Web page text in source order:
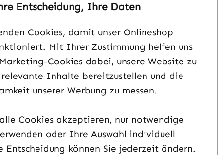
040 – 182 295 901
Mo-Fr, 08:00 - 16:00 Uhr
Vertrag widerrufen
Entscheidung, Ihre Daten
Cookies, damit unser Onlineshop
Mit Ihrer Zustimmung helfen uns
Cookies dabei, unsere Website zu
relevante Inhalte bereitzustellen und die
unserer Werbung zu messen.
Cookies akzeptieren, nur notwendige
oder Ihre Auswahl individuell
Entscheidung können Sie jederzeit ändern.